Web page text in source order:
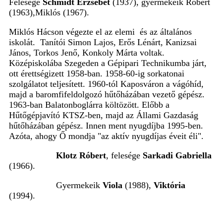
Felesége Schmidt Erzsébet (1937), gyermekeik Róbert
(1963),Miklós (1967).
Miklós Hácson végezte el az elemi és az általános
iskolát. Tanítói Simon Lajos, Erős Lénárt, Kanizsai
János, Torkos Jenő, Konkoly Márta voltak.
Középiskolába Szegeden a Gépipari Technikumba járt,
ott érettségizett 1958-ban. 1958-60-ig sorkatonai
szolgálatot teljesített. 1960-tól Kaposváron a vágóhíd,
majd a baromfifeldolgozó hűtőházában vezető gépész.
1963-ban Balatonboglárra költözött. Előbb a
Hűtőgépjavító KTSZ-ben, majd az Állami Gazdaság
hűtőházában gépész. Innen ment nyugdíjba 1995-ben.
Azóta, ahogy Ő mondja "az aktív nyugdíjas éveit éli".
Klotz Róbert, felesége Sarkadi Gabriella
(1966).
Gyermekeik Viola (1988), Viktória
(1994).